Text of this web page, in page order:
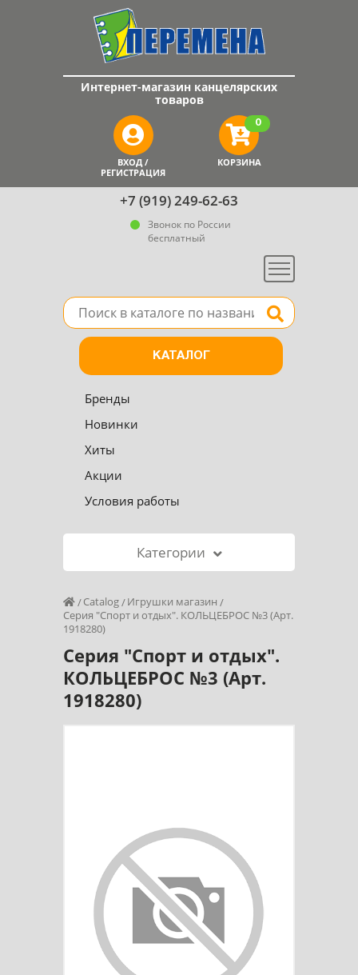
+7 (919) 249-62-63
Звонок по России
бесплатный
Меню
Интернет-магазин канцелярских
товаров
ВХОД /
РЕГИСТРАЦИЯ
КОРЗИНА
0
Поле для поиска товара в каталоге Найти
КАТАЛОГ
Бренды
Новинки
Хиты
Акции
Условия работы
Категории
Catalog
Игрушки магазин
Серия "Спорт и отдых". КОЛЬЦЕБРОС №3 (Арт.
1918280)
Серия "Спорт и отдых".
КОЛЬЦЕБРОС №3 (Арт.
1918280)